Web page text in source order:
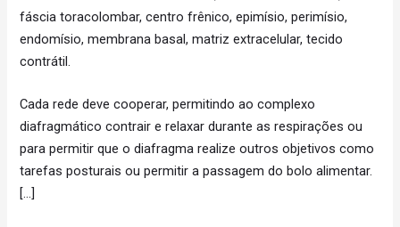
fáscia toracolombar, centro frênico, epimísio, perimísio,
endomísio, membrana basal, matriz extracelular, tecido
contrátil.
Cada rede deve cooperar, permitindo ao complexo
diafragmático contrair e relaxar durante as respirações ou
para permitir que o diafragma realize outros objetivos como
tarefas posturais ou permitir a passagem do bolo alimentar.
[…]